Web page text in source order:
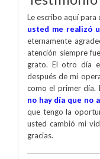
Le escribo aquí
usted me realizó
eternamente
atención siempre
grato. El otro día
después de mi
como el primer día.
no hay día que no
que tengo la
usted cambió mi
gracias.